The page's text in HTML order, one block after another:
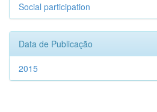
Social participation
Data de Publicação
2015